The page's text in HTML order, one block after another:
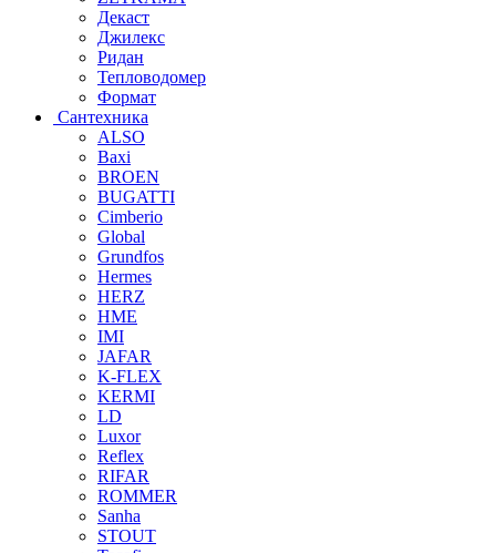
Декаст
Джилекс
Ридан
Тепловодомер
Формат
Сантехника
ALSO
Baxi
BROEN
BUGATTI
Cimberio
Global
Grundfos
Hermes
HERZ
HME
IMI
JAFAR
K-FLEX
KERMI
LD
Luxor
Reflex
RIFAR
ROMMER
Sanha
STOUT